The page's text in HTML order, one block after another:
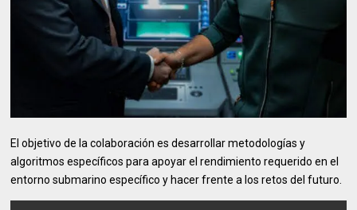
El objetivo de la colaboración es desarrollar metodologías y
algoritmos específicos para apoyar el rendimiento requerido en el
entorno submarino específico y hacer frente a los retos del futuro.